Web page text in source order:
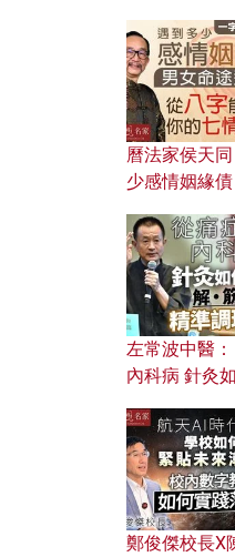
曆法家侯天
少感情姻緣債
的七情六欲？
左常波中醫
內科病 針灸
鄭俊傑校長X